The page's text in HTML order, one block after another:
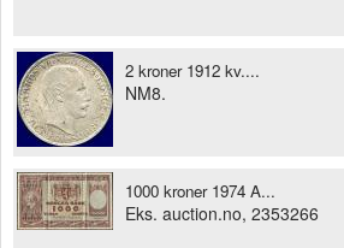
2 kroner 1912 kv....
NM8.
1000 kroner 1974 A...
Eks. auction.no, 2353266